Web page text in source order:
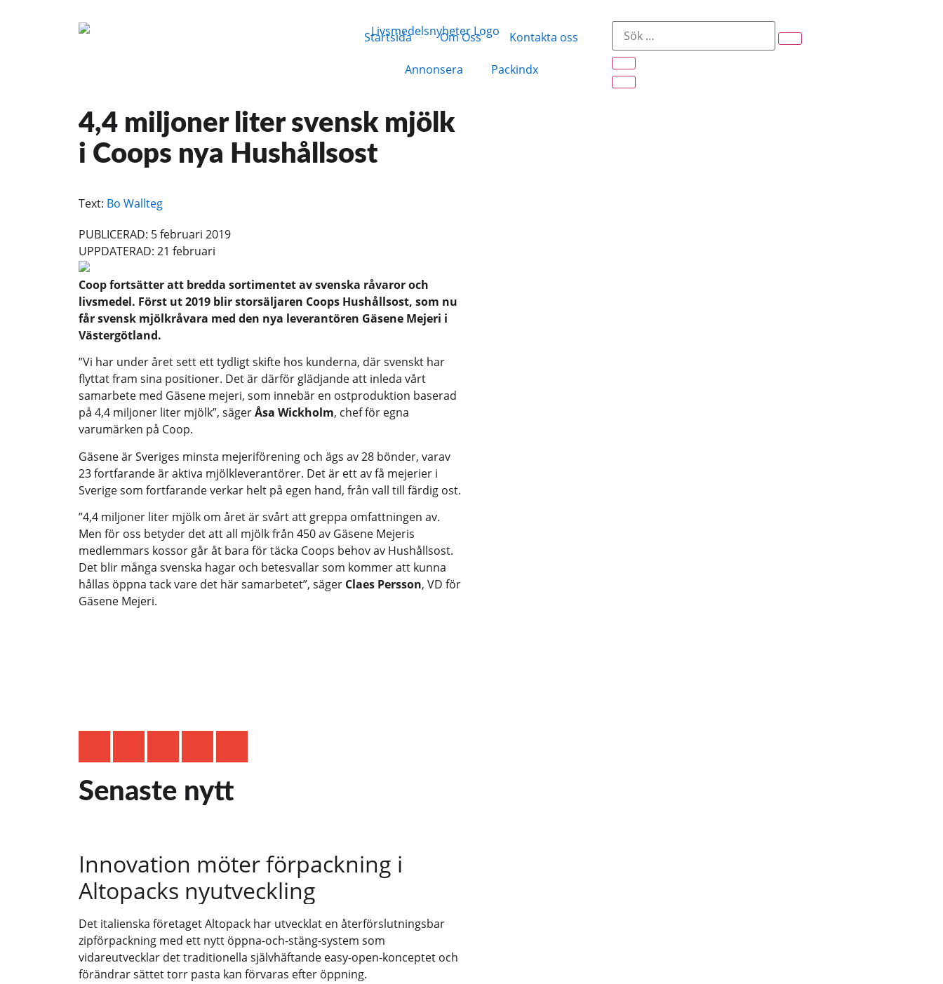
Startsida Om Oss Kontakta oss
Annonsera Packindx
4,4 miljoner liter svensk mjölk
i Coops nya Hushållsost
Text: Bo Wallteg
PUBLICERAD: 5 februari 2019
UPPDATERAD: 21 februari
Coop fortsätter att bredda sortimentet av svenska råvaror och
livsmedel. Först ut 2019 blir storsäljaren Coops Hushållsost, som nu
får svensk mjölkråvara med den nya leverantören Gäsene Mejeri i
Västergötland.
”Vi har under året sett ett tydligt skifte hos kunderna, där svenskt har
flyttat fram sina positioner. Det är därför glädjande att inleda vårt
samarbete med Gäsene mejeri, som innebär en ostproduktion baserad
på 4,4 miljoner liter mjölk”, sägerÅsa Wickholm, chef för egna
varumärken på Coop.
Gäsene är Sveriges minsta mejeriförening och ägs av 28 bönder, varav
23 fortfarande är aktiva mjölkleverantörer. Det är ett av få mejerier i
Sverige som fortfarande verkar helt på egen hand, från vall till färdig ost.
”4,4 miljoner liter mjölk om året är svårt att greppa omfattningen av.
Men för oss betyder det att all mjölk från 450 av Gäsene Mejeris
medlemmars kossor går åt bara för täcka Coops behov av Hushållsost.
Det blir många svenska hagar och betesvallar som kommer att kunna
hållas öppna tack vare det här samarbetet”, säger Claes Persson, VD för
Gäsene Mejeri.
Senaste nytt
Innovation möter förpackning i
Altopacks nyutveckling
Det italienska företaget Altopack har utvecklat en återförslutningsbar
zipförpackning med ett nytt öppna-och-stäng-system som
vidareutvecklar det traditionella självhäftande easy-open-konceptet och
förändrar sättet torr pasta kan förvaras efter öppning.